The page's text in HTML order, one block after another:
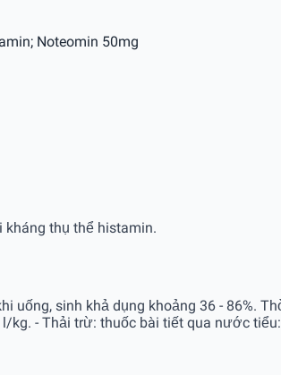
Noteomin 50mg
kháng thụ thể histamin.
uống, sinh khả dụng khoảng 36 - 86%.
kg. - Thải trừ: thuốc bài tiết qua nước